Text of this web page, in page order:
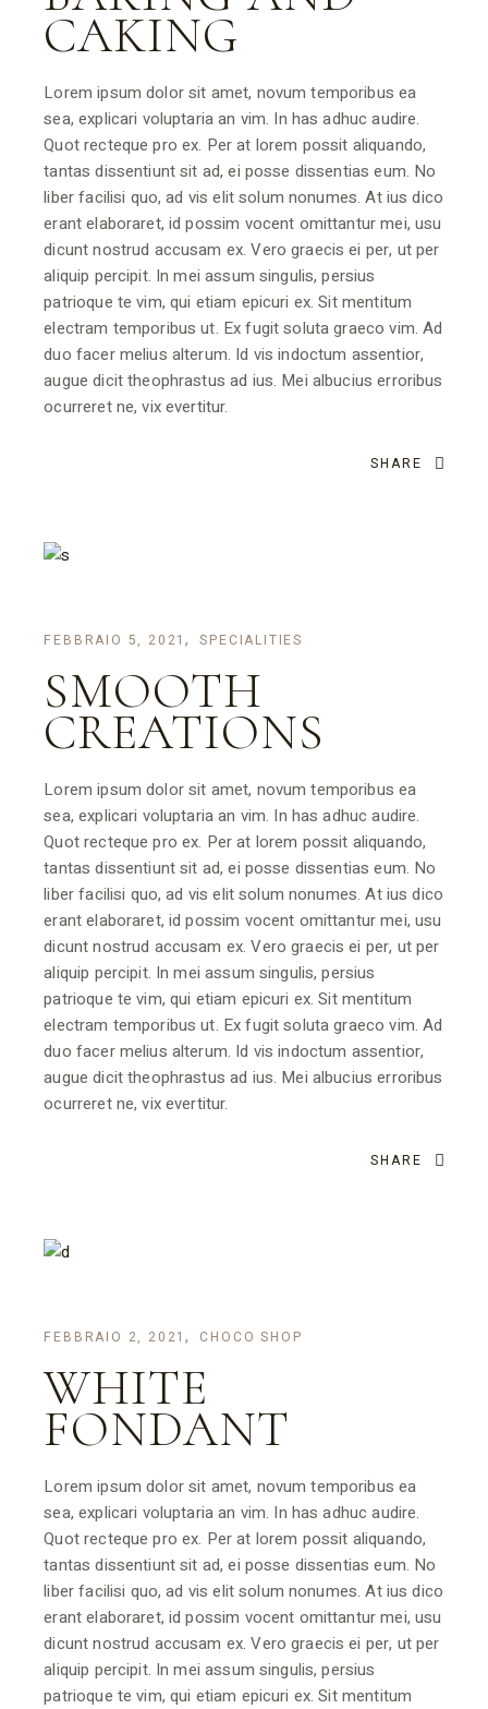
CAKING
Lorem ipsum dolor sit amet, novum temporibus ea
sea, explicari voluptaria an vim. In has adhuc audire.
Quot recteque pro ex. Per at lorem possit aliquando,
tantas dissentiunt sit ad, ei posse dissentias eum. No
liber facilisi quo, ad vis elit solum nonumes. At ius dico
erant elaboraret, id possim vocent omittantur mei, usu
dicunt nostrud accusam ex. Vero graecis ei per, ut per
aliquip percipit. In mei assum singulis, persius
patrioque te vim, qui etiam epicuri ex. Sit mentitum
electram temporibus ut. Ex fugit soluta graeco vim. Ad
duo facer melius alterum. Id vis indoctum assentior,
augue dicit theophrastus ad ius. Mei albucius erroribus
ocurreret ne, vix evertitur.
SHARE
FEBBRAIO 5, 2021 SPECIALITIES
SMOOTH
CREATIONS
Lorem ipsum dolor sit amet, novum temporibus ea
sea, explicari voluptaria an vim. In has adhuc audire.
Quot recteque pro ex. Per at lorem possit aliquando,
tantas dissentiunt sit ad, ei posse dissentias eum. No
liber facilisi quo, ad vis elit solum nonumes. At ius dico
erant elaboraret, id possim vocent omittantur mei, usu
dicunt nostrud accusam ex. Vero graecis ei per, ut per
aliquip percipit. In mei assum singulis, persius
patrioque te vim, qui etiam epicuri ex. Sit mentitum
electram temporibus ut. Ex fugit soluta graeco vim. Ad
duo facer melius alterum. Id vis indoctum assentior,
augue dicit theophrastus ad ius. Mei albucius erroribus
ocurreret ne, vix evertitur.
SHARE
FEBBRAIO 2, 2021 CHOCO SHOP
WHITE
FONDANT
Lorem ipsum dolor sit amet, novum temporibus ea
sea, explicari voluptaria an vim. In has adhuc audire.
Quot recteque pro ex. Per at lorem possit aliquando,
tantas dissentiunt sit ad, ei posse dissentias eum. No
liber facilisi quo, ad vis elit solum nonumes. At ius dico
erant elaboraret, id possim vocent omittantur mei, usu
dicunt nostrud accusam ex. Vero graecis ei per, ut per
aliquip percipit. In mei assum singulis, persius
patrioque te vim, qui etiam epicuri ex. Sit mentitum